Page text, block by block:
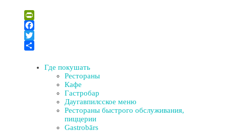
PrintFriendly
Facebook
Twitter
Где покушать
Рестораны
Кафе
Гастробар
Даугавпилсское меню
Рестораны быстрого обслуживания,
пиццерии
Gastrobārs